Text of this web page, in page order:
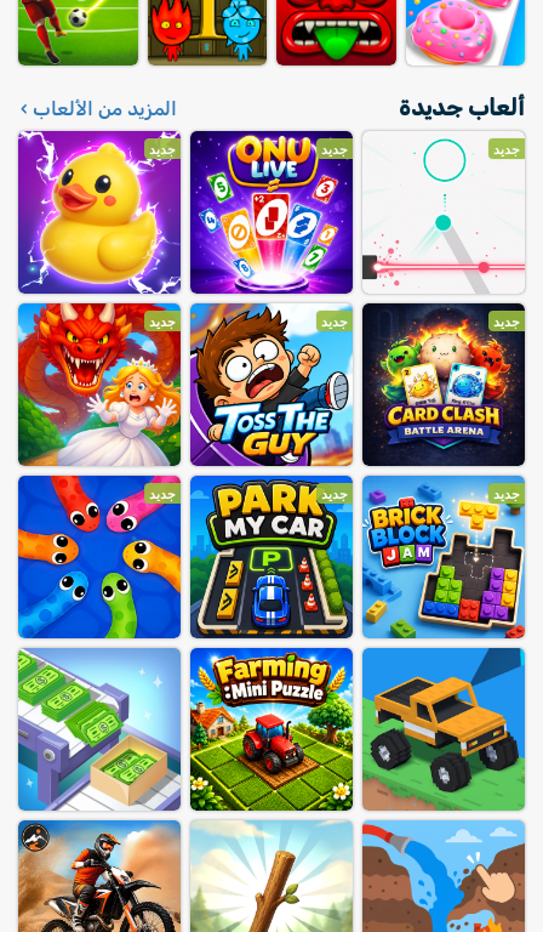
ألعاب جديدة المزيد من الألعاب ›
جديد جديد جديد
جديد جديد جديد
جديد جديد جديد